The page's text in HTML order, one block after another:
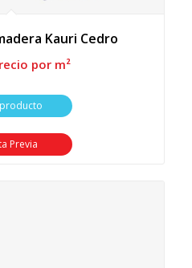
Kauri Cedro
por m²
Previa